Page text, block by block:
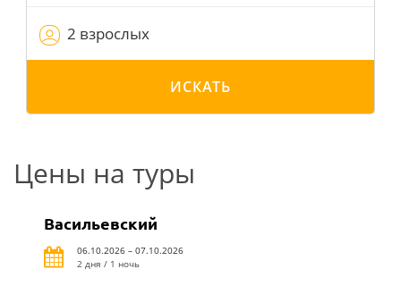
2 взрослых
ИСКАТЬ
Цены на туры
Васильевский
06.10.2026 – 07.10.2026
2 дня / 1 ночь